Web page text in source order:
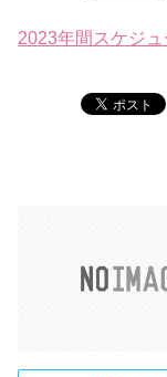
2023年間スケジ